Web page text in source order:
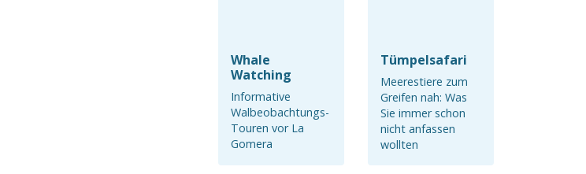
Whale
Watching
Informative
Walbeobachtungs-
Touren vor La
Gomera
Tümpelsafari
Meerestiere zum
Greifen nah: Was
Sie immer schon
nicht anfassen
wollten